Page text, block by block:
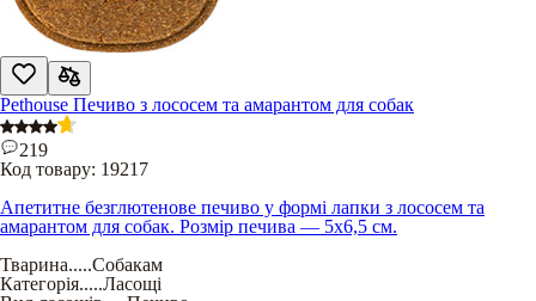
Pethouse Печиво з лососем та амарантом для собак
219
Код товару: 19217
Апетитне безглютенове печиво у формі лапки з лососем та
амарантом для собак. Розмір печива — 5х6,5 см.
Тварина.....Собакам
Категорія.....Ласощі